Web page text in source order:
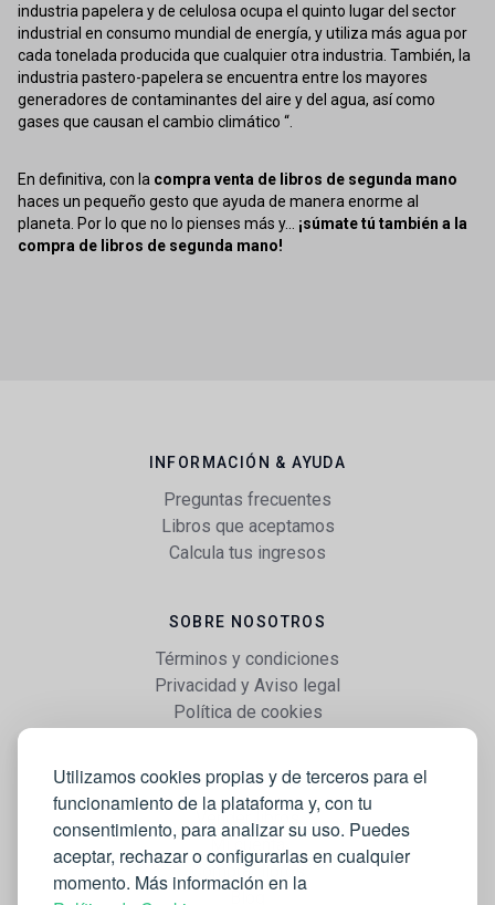
Utilizamos cookies propias y de terceros para el
funcionamiento de la plataforma y, con tu
consentimiento, para analizar su uso. Puedes
aceptar, rechazar o configurarlas en cualquier
momento. Más información en la
industria papelera y de celulosa ocupa el quinto lugar del sector
industrial en consumo mundial de energía, y utiliza más agua por
cada tonelada producida que cualquier otra industria. También, la
industria pastero-papelera se encuentra entre los mayores
generadores de contaminantes del aire y del agua, así como
gases que causan el cambio climático “.
En definitiva, con la compra venta de libros de segunda mano
haces un pequeño gesto que ayuda de manera enorme al
planeta. Por lo que no lo pienses más y... ¡súmate tú también a la
compra de libros de segunda mano!
INFORMACIÓN & AYUDA
Preguntas frecuentes
Libros que aceptamos
Calcula tus ingresos
SOBRE NOSOTROS
Términos y condiciones
Privacidad y Aviso legal
Política de cookies
WEB
Vender libros
Mi cuenta
Comprar libros